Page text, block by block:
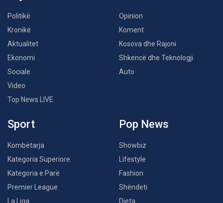
Politikë
Kronikë
Aktualitet
Ekonomi
Sociale
Video
Top News LIVE
Opinion
Koment
Kosova dhe Rajoni
Shkencë dhe Teknologji
Auto
Sport
Kombëtarja
Kategoria Superiore
Kategoria e Parë
Premier League
La Liga
Pop News
Showbiz
Lifestyle
Fashion
Shëndeti
Dieta